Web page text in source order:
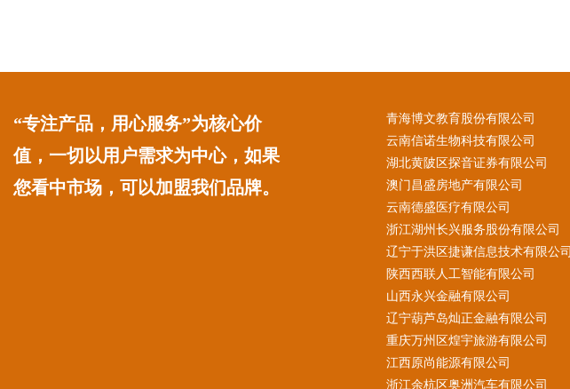
“专注产品，用心服务”为核心价
值，一切以用户需求为中心，如果
您看中市场，可以加盟我们品牌。
青海博文教育股份有限公司
云南信诺生物科技有限公司
湖北黄陂区探音证券有限公司
澳门昌盛房地产有限公司
云南德盛医疗有限公司
浙江湖州长兴服务股份有限公司
辽宁于洪区捷谦信息技术有限公司
陕西西联人工智能有限公司
山西永兴金融有限公司
辽宁葫芦岛灿正金融有限公司
重庆万州区煌宇旅游有限公司
江西原尚能源有限公司
浙江余杭区奥洲汽车有限公司